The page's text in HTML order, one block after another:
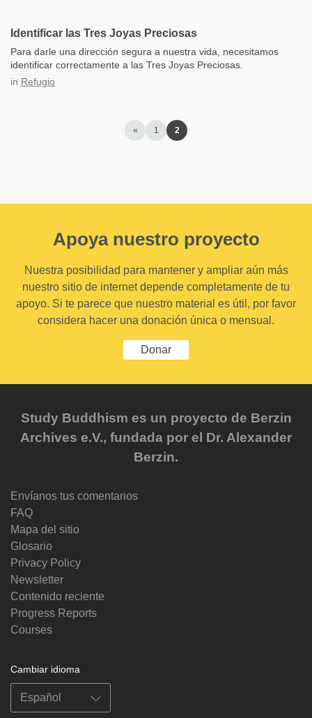
Identificar las Tres Joyas Preciosas
Para darle una dirección segura a nuestra vida, necesitamos
identificar correctamente a las Tres Joyas Preciosas.
in Refugio
« 1 2
Apoya nuestro proyecto
Nuestra posibilidad para mantener y ampliar aún más
nuestro sitio de internet depende completamente de tu
apoyo. Si te parece que nuestro material es útil, por favor
considera hacer una donación única o mensual.
Donar
Study Buddhism es un proyecto de Berzin
Archives e.V., fundada por el Dr. Alexander
Berzin.
Envíanos tus comentarios
FAQ
Mapa del sitio
Glosario
Privacy Policy
Newsletter
Contenido reciente
Progress Reports
Courses
Cambiar idioma